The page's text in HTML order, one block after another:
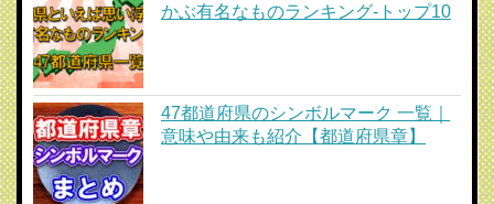
かぶ有名なものランキング-トップ10
47都道府県のシンボルマーク 一覧｜
意味や由来も紹介【都道府県章】